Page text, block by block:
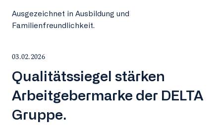
Ausgezeichnet in Ausbildung und
Familienfreundlichkeit.
03.02.2026
Qualitätssiegel stärken
Arbeitgebermarke der DELTA
Gruppe.